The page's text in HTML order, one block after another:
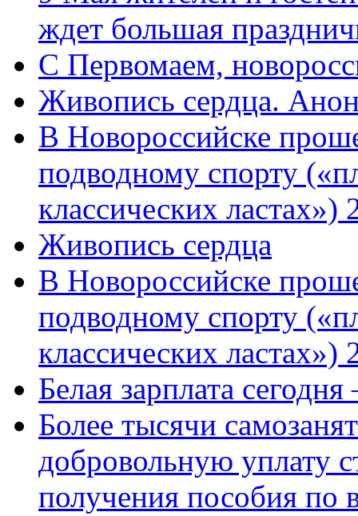
ждет большая
C Первомаем,
Живопись сердца.
В Новороссийске
подводному спорту
классических
Живопись сердца
В Новороссийске
подводному спорту
классических ластах»)
Белая зарплата
Более тысячи
добровольную уплату
получения пособия по